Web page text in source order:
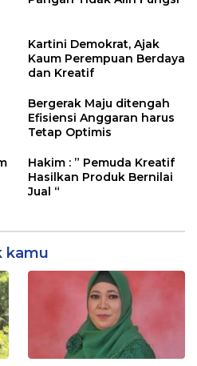
Kartini Demokrat, Ajak
Kaum Perempuan Berdaya
dan Kreatif
Bergerak Maju ditengah
Efisiensi Anggaran harus
Tetap Optimis
Hakim : ” Pemuda Kreatif
Hasilkan Produk Bernilai
Jual “
kamu